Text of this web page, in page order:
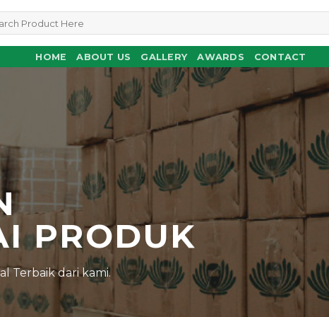
HOME ABOUT US GALLERY AWARDS CONTACT
PRODUK
Terbaik dari kami.